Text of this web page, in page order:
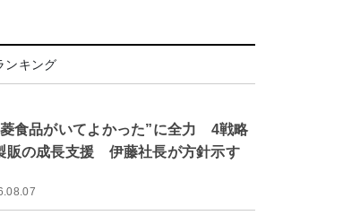
ンキング
食品がいてよかった”に全力 4戦略
販の成長支援 伊藤社長が方針示す